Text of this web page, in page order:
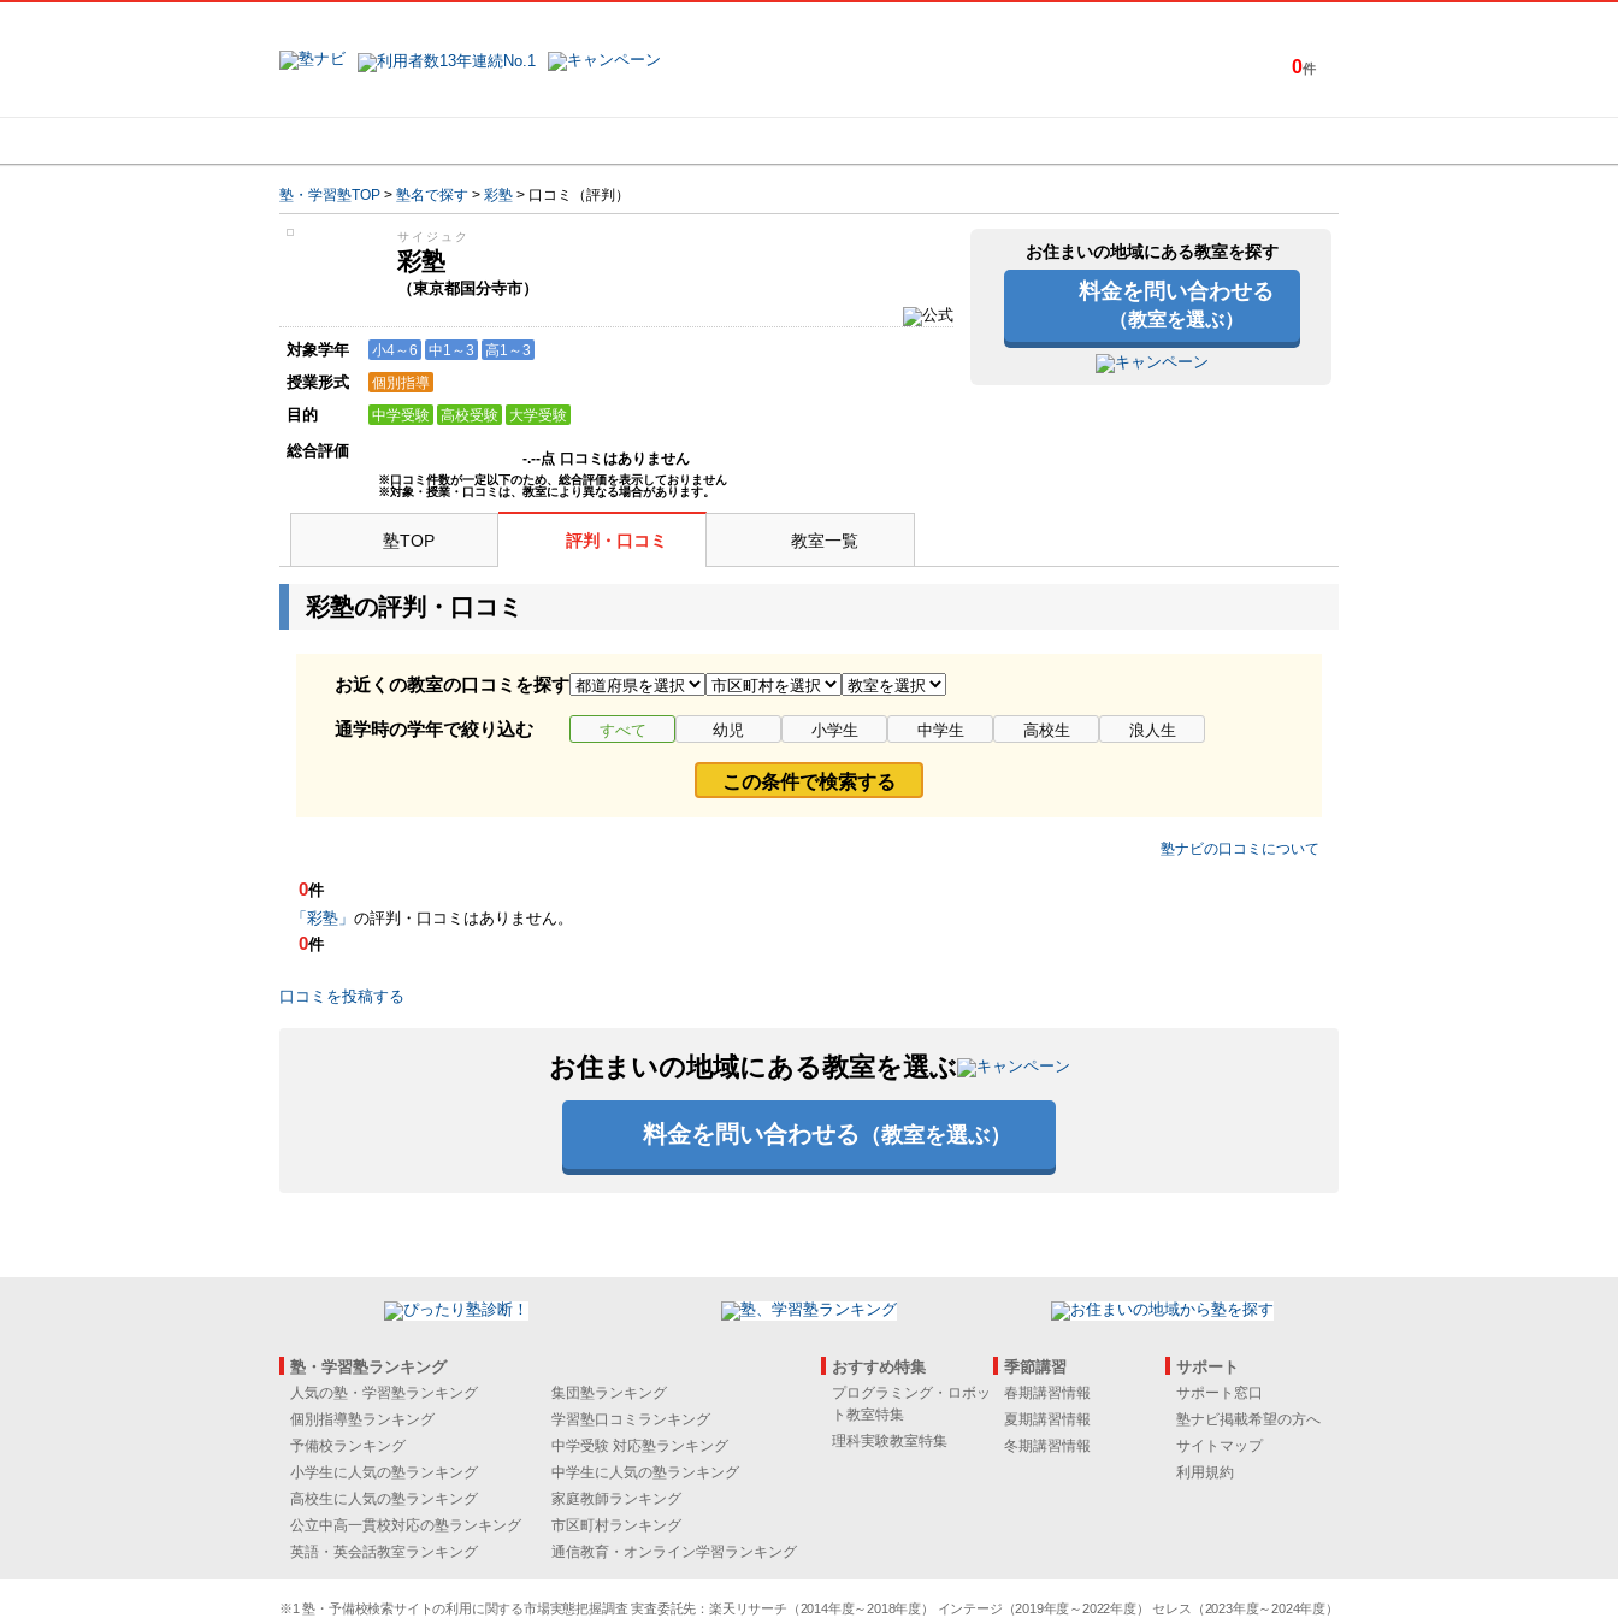
0件
塾・学習塾TOP > 塾名で探す > 彩塾 > 口コミ（評判）
サイジュク
彩塾
（東京都国分寺市）
対象学年 小4～6 中1～3 高1～3
授業形式 個別指導
目的 中学受験 高校受験 大学受験
総合評価 -.--点 口コミはありません
※口コミ件数が一定以下のため、総合評価を表示しておりません
※対象・授業・口コミは、教室により異なる場合があります。
お住まいの地域にある教室を探す
料金を問い合わせる
（教室を選ぶ）
塾TOP 評判・口コミ 教室一覧
彩塾の評判・口コミ
お近くの教室の口コミを探す
通学時の学年で絞り込む すべて 幼児 小学生 中学生 高校生 浪人生
この条件で検索する
塾ナビの口コミについて
0件
「彩塾」 の評判・口コミはありません。
0件
口コミを投稿する
お住まいの地域にある教室を選ぶ
料金を問い合わせる （教室を選ぶ）
塾・学習塾ランキング
人気の塾・学習塾ランキング
集団塾ランキング
個別指導塾ランキング
学習塾口コミランキング
予備校ランキング
中学受験 対応塾ランキング
小学生に人気の塾ランキング
中学生に人気の塾ランキング
高校生に人気の塾ランキング
家庭教師ランキング
公立中高一貫校対応の塾ランキング
市区町村ランキング
英語・英会話教室ランキング
通信教育・オンライン学習ランキング
おすすめ特集
プログラミング・ロボッ
ト教室特集
理科実験教室特集
季節講習
春期講習情報
夏期講習情報
冬期講習情報
サポート
サポート窓口
塾ナビ掲載希望の方へ
サイトマップ
利用規約
※1 塾・予備校検索サイトの利用に関する市場実態把握調査 実査委託先：楽天リサーチ（2014年度～2018年度） インテージ（2019年度～2022年度） セレス（2023年度～2024年度）